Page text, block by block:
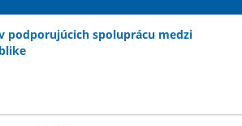
podporujúcich spoluprácu medzi